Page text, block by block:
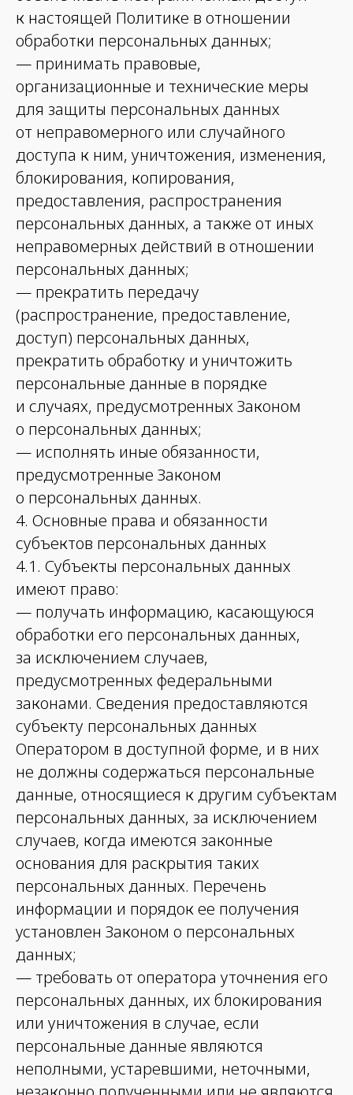
к настоящей Политике в отношении
обработки персональных данных;
— принимать правовые,
организационные и технические меры
для защиты персональных данных
от неправомерного или случайного
доступа к ним, уничтожения, изменения,
блокирования, копирования,
предоставления, распространения
персональных данных, а также от иных
неправомерных действий в отношении
персональных данных;
— прекратить передачу
(распространение, предоставление,
доступ) персональных данных,
прекратить обработку и уничтожить
персональные данные в порядке
и случаях, предусмотренных Законом
о персональных данных;
— исполнять иные обязанности,
предусмотренные Законом
о персональных данных.
4. Основные права и обязанности
субъектов персональных данных
4.1. Субъекты персональных данных
имеют право:
— получать информацию, касающуюся
обработки его персональных данных,
за исключением случаев,
предусмотренных федеральными
законами. Сведения предоставляются
субъекту персональных данных
Оператором в доступной форме, и в них
не должны содержаться персональные
данные, относящиеся к другим субъектам
персональных данных, за исключением
случаев, когда имеются законные
основания для раскрытия таких
персональных данных. Перечень
информации и порядок ее получения
установлен Законом о персональных
данных;
— требовать от оператора уточнения его
персональных данных, их блокирования
или уничтожения в случае, если
персональные данные являются
неполными, устаревшими, неточными,